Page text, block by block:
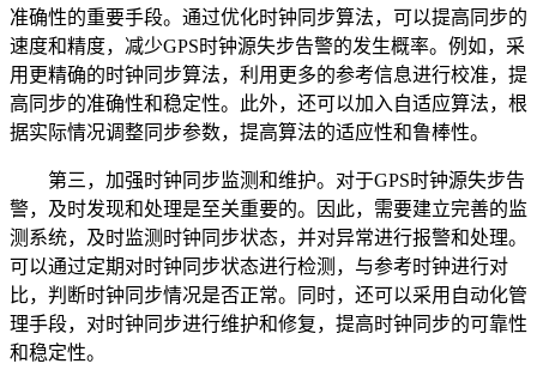
准确性的重要手段。通过优化时钟同步算法，可以提高同步的
速度和精度，减少GPS时钟源失步告警的发生概率。例如，采
用更精确的时钟同步算法，利用更多的参考信息进行校准，提
高同步的准确性和稳定性。此外，还可以加入自适应算法，根
据实际情况调整同步参数，提高算法的适应性和鲁棒性。
第三，加强时钟同步监测和维护。对于GPS时钟源失步告
警，及时发现和处理是至关重要的。因此，需要建立完善的监
测系统，及时监测时钟同步状态，并对异常进行报警和处理。
可以通过定期对时钟同步状态进行检测，与参考时钟进行对
比，判断时钟同步情况是否正常。同时，还可以采用自动化管
理手段，对时钟同步进行维护和修复，提高时钟同步的可靠性
和稳定性。